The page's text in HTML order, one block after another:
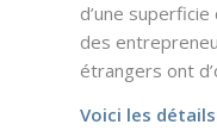
d’une
des
étrangers ont
Voici les